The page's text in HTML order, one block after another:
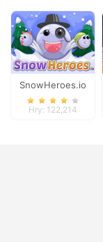
SnowHeroes.io
Hry: 122,214